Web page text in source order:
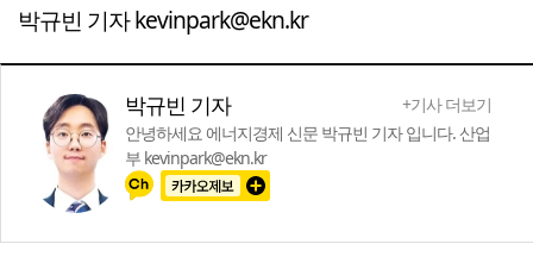
박규빈 기자 kevinpark@ekn.kr
박규빈 기자
+기사 더보기
안녕하세요 에너지경제 신문 박규빈 기자 입니다. 산업
부 kevinpark@ekn.kr